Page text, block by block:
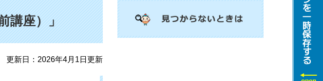
講座）」
更新日：2026年4月1日更新